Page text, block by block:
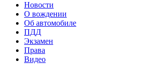
Новости
О вождении
Об автомобиле
ПДД
Экзамен
Права
Видео